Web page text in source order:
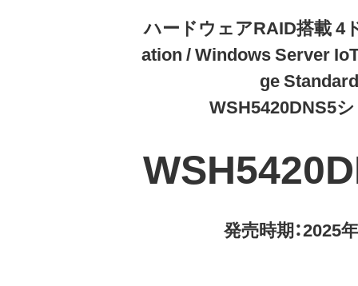
ハードウェアRAID搭載 4
ation / Windows Server
ge
WSH5420DNS5
発売時期：2025